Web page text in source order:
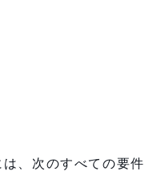
、次のすべての要件